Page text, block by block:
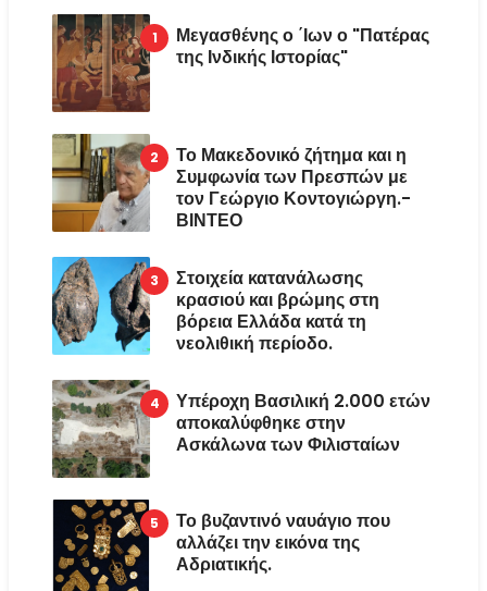
Μεγασθένης ο ΄Ιων ο "Πατέρας
της Ινδικής Ιστορίας"
Το Μακεδονικό ζήτημα και η
Συμφωνία των Πρεσπών με
τον Γεώργιο Κοντογιώργη.-
ΒΙΝΤΕΟ
Στοιχεία κατανάλωσης
κρασιού και βρώμης στη
βόρεια Ελλάδα κατά τη
νεολιθική περίοδο.
Υπέροχη Βασιλική 2.000 ετών
αποκαλύφθηκε στην
Ασκάλωνα των Φιλισταίων
Το βυζαντινό ναυάγιο που
αλλάζει την εικόνα της
Αδριατικής.